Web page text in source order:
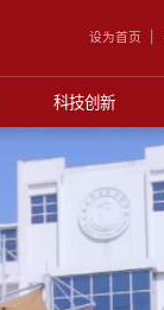
设为首页
科技创新